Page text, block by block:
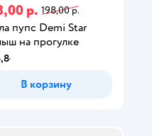
р. 198,00 р.
пупс Demi Star
на прогулке
В корзину